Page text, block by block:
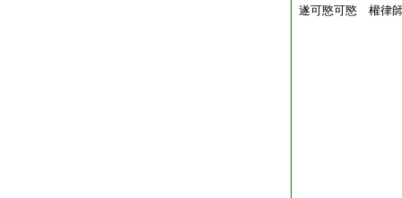
遂可愍可愍 權律